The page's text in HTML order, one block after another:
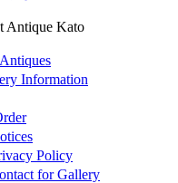
Antique Kato
Information
Policy
for Gallery